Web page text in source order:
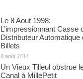
Le 8 Aout 1998:
L’impressionnant Casse
Distributeur Automatique
Billets
8 août 2014
Un Vieux Tilleul obstrue
Canal à MillePetit